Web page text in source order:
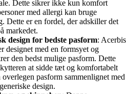
Dette sikrer ikke kun komfort
med allergi kan bruge
Dette er en fordel, der adskiller det
markedet.
design for bedste pasform: Acerbis
designet med en formsyet og
den bedst mulige pasform. Dette
at sidde tæt og komfortabelt
pasform sammenlignet med
design.